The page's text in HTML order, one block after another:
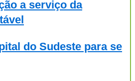
a serviço da
do Sudeste para se